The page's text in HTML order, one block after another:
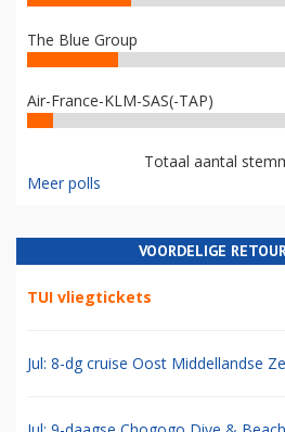
The Blue Group
Air-France-KLM-SAS(-TAP)
Totaal aantal
Meer polls
VOORDELIGE
TUI vliegtickets
Jul: 8-dg cruise Oost Middellandse